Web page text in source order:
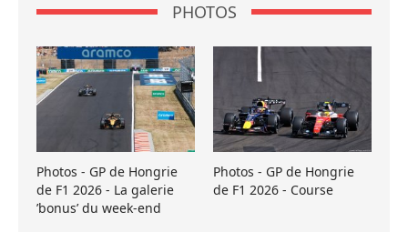
PHOTOS
Photos - GP de Hongrie
de F1 2026 - La galerie
’bonus’ du week-end
Photos - GP de Hongrie
de F1 2026 - Course